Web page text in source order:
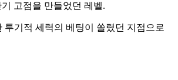
고점을 만들었던 레벨.
투기적 세력의 베팅이 쏠렸던 지점으로